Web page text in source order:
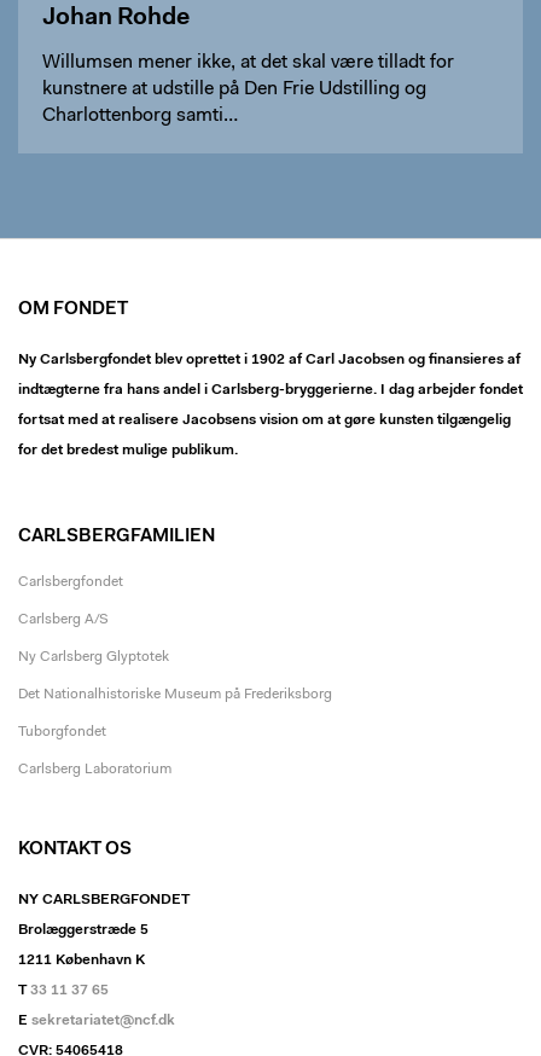
Johan Rohde
Willumsen mener ikke, at det skal være tilladt for
kunstnere at udstille på Den Frie Udstilling og
Charlottenborg samti…
OM FONDET
Ny Carlsbergfondet blev oprettet i 1902 af Carl Jacobsen og finansieres af
indtægterne fra hans andel i Carlsberg-bryggerierne. I dag arbejder fondet
fortsat med at realisere Jacobsens vision om at gøre kunsten tilgængelig
for det bredest mulige publikum.
CARLSBERGFAMILIEN
Carlsbergfondet
Carlsberg A/S
Ny Carlsberg Glyptotek
Det Nationalhistoriske Museum på Frederiksborg
Tuborgfondet
Carlsberg Laboratorium
KONTAKT OS
NY CARLSBERGFONDET
Brolæggerstræde 5
1211 København K
T33 11 37 65
E sekretariatet@ncf.dk
CVR: 54065418